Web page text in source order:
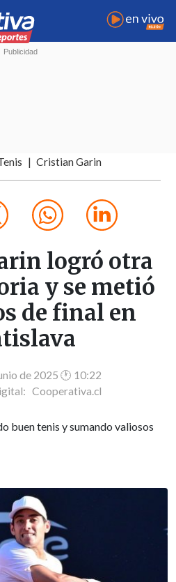
Cristian Garin
logró otra
y se metió
de final en
de 2025 🕐 10:22
Cooperativa.cl
buen tenis y sumando valiosos